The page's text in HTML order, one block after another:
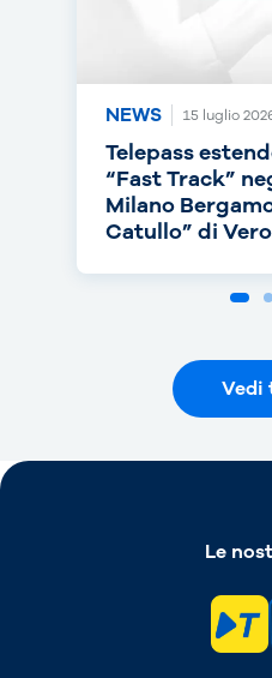
NEWS 15 luglio
Telepass
“Fast Track”
Milano
Catullo” di
NEWS 14 luglio
Telepass punta
torna on air
campagna
NEWS 30 giugno
Telepass cresce
1° luglio
anche nei Paesi
Vedi
Le